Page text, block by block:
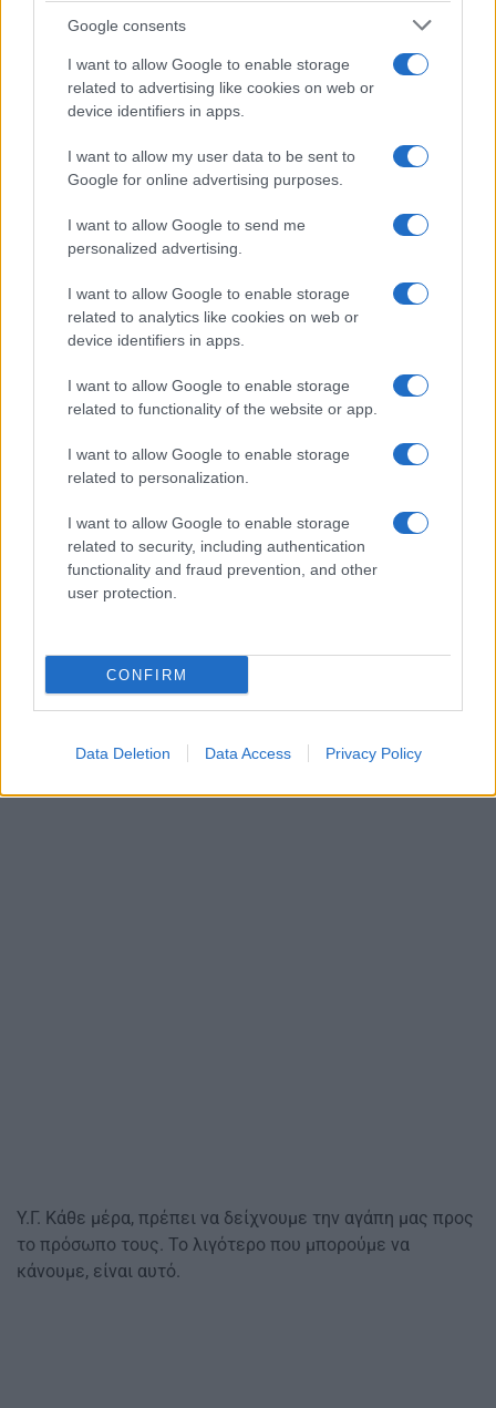
Google consents
I want to allow Google to enable storage
related to advertising like cookies on web or
device identifiers in apps.
I want to allow my user data to be sent to
Google for online advertising purposes.
I want to allow Google to send me
personalized advertising.
I want to allow Google to enable storage
related to analytics like cookies on web or
device identifiers in apps.
I want to allow Google to enable storage
related to functionality of the website or app.
I want to allow Google to enable storage
related to personalization.
I want to allow Google to enable storage
related to security, including authentication
functionality and fraud prevention, and other
user protection.
CONFIRM
Data Deletion Data Access Privacy Policy
Μαμά είναι αυτή που δε θα σου ”ρίξει” ευθύνες ποτέ και
για τίποτα. Θα βρίσκεται δίπλα και στο φως και στο
σκοτάδι. Αυτή που δε θα σε εγκαταλείψει ποτέ, ακόμα κι
αν το ίδιο το παιδί της εγκαταλείπει τον εαυτό του.
καμία περίπτωση, προδοσία, εγκατάλειψη, αδιαφορία.
Αγάπη και πάλι αγάπη. Είναι και η ίδια που θα σε ”πνίξει”
με το <<πάρε ζακέτα.>>, <<έφαγες;>>, <<με τα παιδιά που
βγαίνεις, είναι καλά; Είναι από καλές οικογένειες;>>,
κλείσει το τηλέφωνο, λέγοντας <<Σ’ αγαπώ πολύ και να
προσέχεις. Να περνάς καλά.>>!
κόσμου. Είτε έχουν ”βγάλει” από μέσα τους ένα μικρό
ανθρωπάκι, είτε απέκτησαν ένα μικρό αλητάκι μετά, και
το αγαπούν. Χρόνια πολλά σε όλες, χρόνια πολλά μαμά!
Υ.Γ. Κάθε μέρα, πρέπει να δείχνουμε την αγάπη μας προς
το πρόσωπο τους. Το λιγότερο που μπορούμε να
κάνουμε, είναι αυτό.